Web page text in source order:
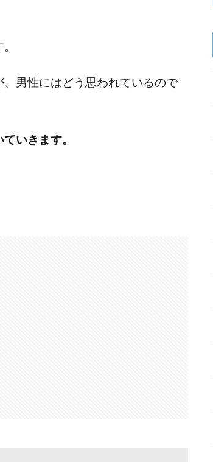
男性にはどう思われているので
いきます。